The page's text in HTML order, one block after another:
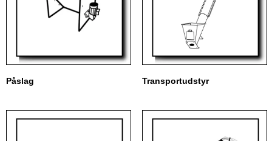
Påslag Transportudstyr